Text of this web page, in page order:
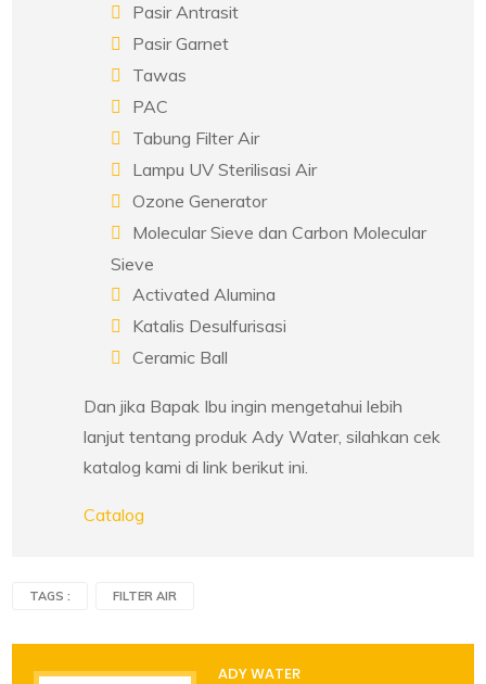
Pasir Antrasit
Pasir Garnet
Tawas
PAC
Tabung Filter Air
Lampu UV Sterilisasi Air
Ozone Generator
Molecular Sieve dan Carbon Molecular
Sieve
Activated Alumina
Katalis Desulfurisasi
Ceramic Ball
Dan jika Bapak Ibu ingin mengetahui lebih
lanjut tentang produk Ady Water, silahkan cek
katalog kami di link berikut ini.
Catalog
TAGS : FILTER AIR
ADY WATER